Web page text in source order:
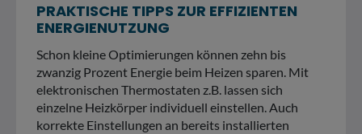
PRAKTISCHE TIPPS ZUR EFFIZIENTEN
ENERGIENUTZUNG
Schon kleine Optimierungen können zehn bis
zwanzig Prozent Energie beim Heizen sparen. Mit
elektronischen Thermostaten z.B. lassen sich
einzelne Heizkörper individuell einstellen. Auch
korrekte Einstellungen an bereits installierten